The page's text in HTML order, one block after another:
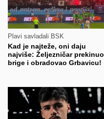
Plavi savladali BSK
Kad je najteže, oni daju
najviše: Željezničar prekinuo
brige i obradovao Grbavicu!